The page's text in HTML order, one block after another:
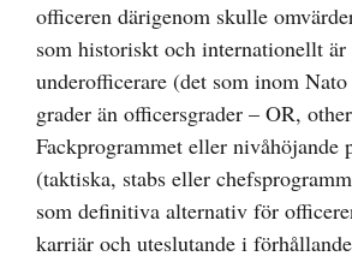
officeren därigenom skulle
som historiskt och internationellt
underofficerare (det som inom Nato
grader än officersgrader – OR,
Fackprogrammet eller nivåhöjande
(taktiska, stabs eller
som definitiva alternativ för
karriär och uteslutande i